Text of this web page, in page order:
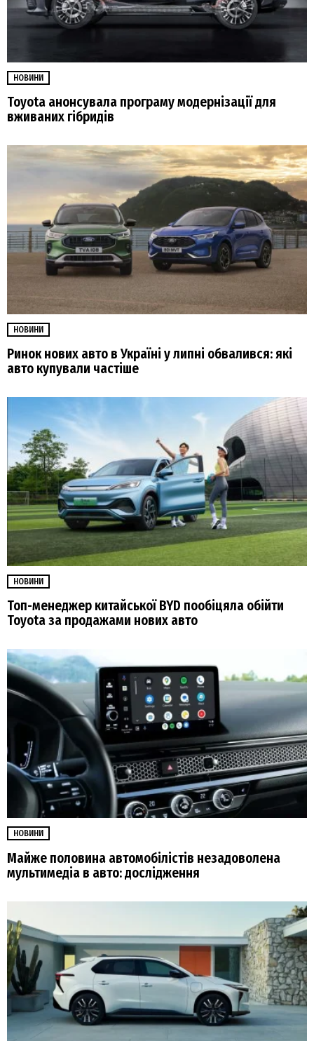
НОВИНИ
Toyota анонсувала програму модернізації для
вживаних гібридів
НОВИНИ
Ринок нових авто в Україні у липні обвалився: які
авто купували частіше
НОВИНИ
Топ-менеджер китайської BYD пообіцяла обійти
Toyota за продажами нових авто
НОВИНИ
Майже половина автомобілістів незадоволена
мультимедіа в авто: дослідження